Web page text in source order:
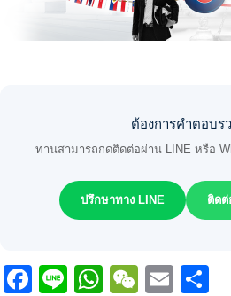
ต้องการคำตอบร
ท่านสามารถกดติดต่อผ่าน LINE หรือ
ปรึกษาทาง LINE ติดต่
Facebook
LineWhatsApp
WeChat
Email